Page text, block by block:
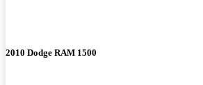
2010 Dodge RAM 1500